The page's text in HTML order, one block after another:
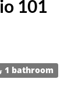
101
1 bathroom